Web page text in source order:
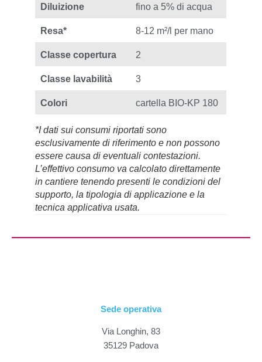
Diluizione fino a 5% di acqua
Resa* 8-12 m²/l per mano
Classe copertura 2
Classe lavabilità 3
Colori cartella BIO-KP 180
*I dati sui consumi riportati sono
esclusivamente di riferimento e non possono
essere causa di eventuali contestazioni.
L’effettivo consumo va calcolato direttamente
in cantiere tenendo presenti le condizioni del
supporto, la tipologia di applicazione e la
tecnica applicativa usata.
Sede operativa
Via Longhin, 83
35129 Padova